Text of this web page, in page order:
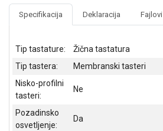
MREŽNA
OPREMA
ŠTAMPAČI,
SKENERI I
FOTOKOPIRI
FOTOAPARATI
GPS
Specifikacija Deklaracija Fajlovi
Tip tastature:
Žična tastatura
Tip tastera:
Membranski tasteri
Nisko-profilni
tasteri:
Ne
Pozadinsko
osvetljenje:
Da